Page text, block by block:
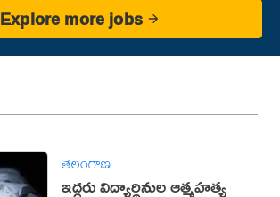
Explore more jobs
తెలంగాణ
ఇద్దరు విద్యార్థినుల ఆత్మహత్య